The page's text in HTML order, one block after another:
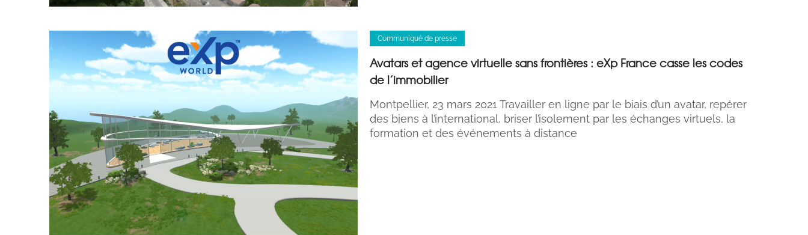
Communiqué de presse
Avatars et agence virtuelle sans frontières : eXp France casse les codes
de l’immobilier
Montpellier, 23 mars 2021 Travailler en ligne par le biais d’un avatar, repérer
des biens à l’international, briser l’isolement par les échanges virtuels, la
formation et des événements à distance